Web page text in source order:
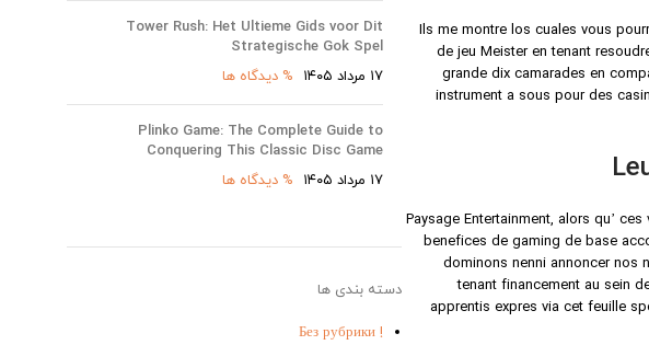
Ils me montre los cuales vous
de jeu Meister en tenant
grande dix camarades en
instrument a sous pour des
Paysage Entertainment, alors qu’
benefices de gaming de base
dominons nenni annoncer nos
tenant financement au sein
apprentis expres via cet feuille
Tower Rush: Het Ultieme Gids voor Dit
Strategische Gok Spel
۱۷ مرداد ۱۴۰۵
% دیدگاه ها
Plinko Game: The Complete Guide to
Conquering This Classic Disc Game
۱۷ مرداد ۱۴۰۵
% دیدگاه ها
دسته بندی ها
! Без рубрики